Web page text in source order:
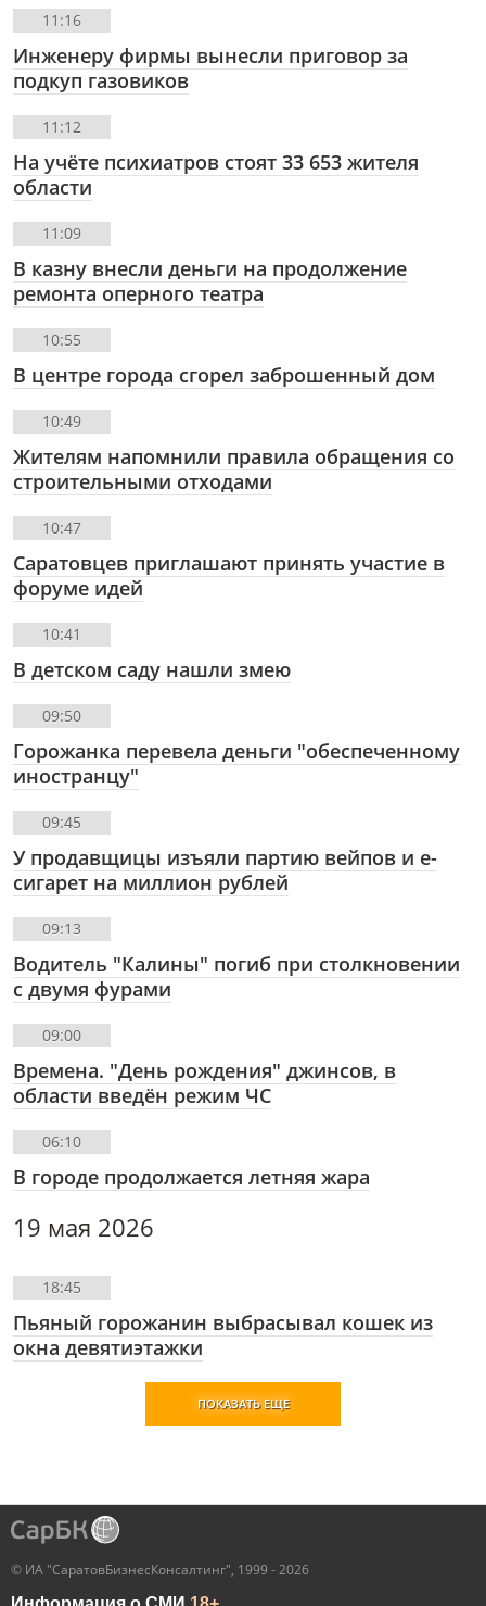
11:16
Инженеру фирмы вынесли приговор за
подкуп газовиков
11:12
На учёте психиатров стоят 33 653 жителя
области
11:09
В казну внесли деньги на продолжение
ремонта оперного театра
10:55
В центре города сгорел заброшенный дом
10:49
Жителям напомнили правила обращения со
строительными отходами
10:47
Саратовцев приглашают принять участие в
форуме идей
10:41
В детском саду нашли змею
09:50
Горожанка перевела деньги "обеспеченному
иностранцу"
09:45
У продавщицы изъяли партию вейпов и е-
сигарет на миллион рублей
09:13
Водитель "Калины" погиб при столкновении
с двумя фурами
09:00
Времена. "День рождения" джинсов, в
области введён режим ЧС
06:10
В городе продолжается летняя жара
19 мая 2026
18:45
Пьяный горожанин выбрасывал кошек из
окна девятиэтажки
ПОКАЗАТЬ ЕЩЕ
© ИА "СаратовБизнесКонсалтинг", 1999 - 2026